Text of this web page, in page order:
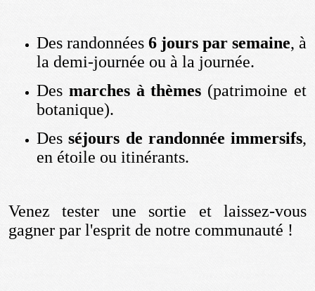
Des randonnées 6 jours par semaine, à
la demi-journée ou à la journée.
Des marches à thèmes (patrimoine et
botanique).
Desséjours de randonnée immersifs,
en étoile ou itinérants.
Venez tester une sortie et laissez-vous
gagner par l'esprit de notre communauté !